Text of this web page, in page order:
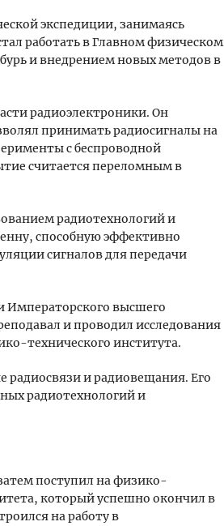
экспедиции, занимаясь
работать в Главном физическом
и внедрением новых методов в
радиоэлектроники. Он
принимать радиосигналы на
с беспроводной
считается переломным в
радиотехнологий и
способную эффективно
сигналов для передачи
Императорского высшего
и проводил исследования
технического института.
радиосвязи и радиовещания. Его
радиотехнологий и
поступил на физико-
который успешно окончил в
на работу в